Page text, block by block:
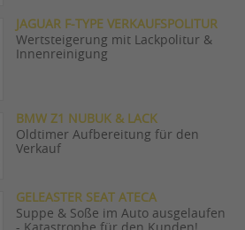
JAGUAR F-TYPE VERKAUFSPOLITUR
Wertsteigerung mit Lackpolitur &
Innenreinigung
BMW Z1 NUBUK & LACK
Oldtimer Aufbereitung für den
Verkauf
GELEASTER SEAT ATECA
Suppe & Soße im Auto ausgelaufen